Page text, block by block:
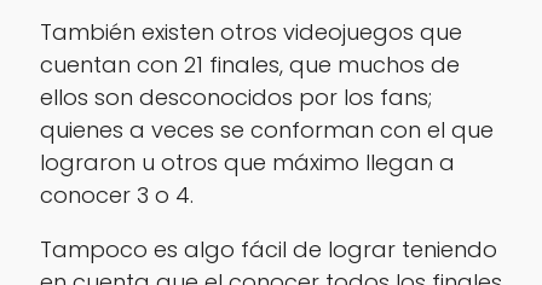
También existen otros videojuegos que
cuentan con 21 finales, que muchos de
ellos son desconocidos por los fans;
quienes a veces se conforman con el que
lograron u otros que máximo llegan a
conocer 3 o 4.
Tampoco es algo fácil de lograr teniendo